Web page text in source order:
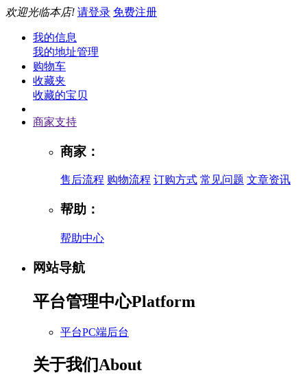
欢迎光临本店! 请登录 免费注册
我的信息
我的地址管理
购物车
收藏夹
收藏的宝贝
商家支持
商家：
售后流程 购物流程 订购方式 常见问题 文章资讯
帮助：
帮助中心
网站导航
平台管理中心Platform
平台PC端后台
关于我们About